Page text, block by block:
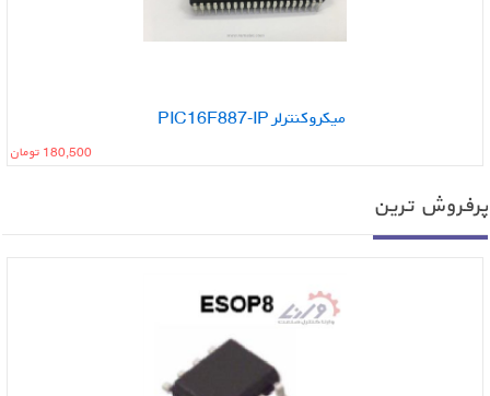
میکروکنترلر PIC16F887-IP
180,500 تومان
پرفروش ترین